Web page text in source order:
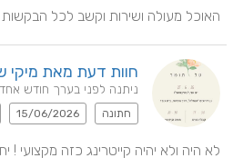
האוכל מעולה ושירות וקשב לכל הבקשות
חוות דעת מאת מיקי
ניתנה לפני בערך חודש אחד
חתונה 15/06/2026